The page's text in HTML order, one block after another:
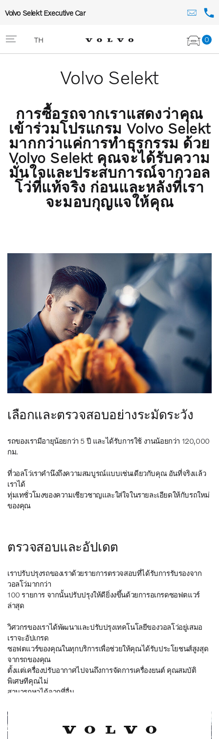
Volvo Selekt Executive Car
0
TH
Volvo Selekt
การซื้อรถจากเราแสดงว่าคุณ
เข้าร่วมโปรแกรม Volvo Selekt
มากกว่าแค่การทำธุรกรรม ด้วย
Volvo Selekt คุณจะได้รับความ
มั่นใจและประสบการณ์จากวอล
โว่ที่แท้จริง ก่อนและหลังที่เรา
จะมอบกุญแจให้คุณ
เลือกและตรวจสอบอย่างระมัดระวัง
รถของเรามีอายุน้อยกว่า 5 ปี และได้รับการใช้ งานน้อยกว่า 120,000
กม.
ที่วอลโว่เราคำนึงถึงความสมบูรณ์แบบเช่นเดียวกับคุณ อันที่จริงแล้ว
เราได้
ทุ่มเทชั่วโมงของความเชียวชาญและใส่ใจในรายละเอียดให้กับรถใหม่
ของคุณ
ตรวจสอบและอัปเดต
เราปรับปรุงรถของเราด้วยรายการตรวจสอบที่ได้รับการรับรองจาก
วอลโว่มากกว่า
100 รายการ จากนั้นปรับปรุงให้ดียิ่งงขึ้นด้วยการอเกรดซอฟตแวร์
ล่าสุด
วิศวกรของเราได้พัฒนาและปรับปรุงเทคโนโลยีของวอลโว่อยู่เสมอ
เราจะอัปเกรด
ซอฟตแวร์ของคุณในทุกบริการเพื่อช่วยให้คุณได้รับประโยชนส์สูงสุด
จากรถของคุณ
ตั้งแต่เครื่องปรับอากาศไปจนถึงการจัดการเครื่องยนต์ คุณสมบัติ
พิเศษทีคุณไม่
สามารถหาได้จากที่อื่น